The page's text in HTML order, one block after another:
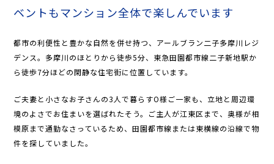
ベントもマンション全体で楽しんでいます
都市の利便性と豊かな自然を併せ持つ、アールブラン二子多摩川レジ
デンス。多摩川のほとりから徒歩5分、東急田園都市線二子新地駅か
ら徒歩7分ほどの閑静な住宅街に位置しています。
ご夫妻と小さなお子さんの3人で暮らすO様ご一家も、立地と周辺環
境のよさでお住まいを選ばれたそう。ご主人が江東区まで、奥様が相
模原まで通勤なさっているため、田園都市線または東横線の沿線で物
件を探していました。